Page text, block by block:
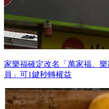
家樂福確定改名「萬家福、
員」可1鍵秒轉權益